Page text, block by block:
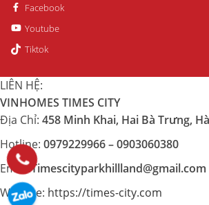
Facebook
Youtube
Tiktok
LIÊN HỆ:
VINHOMES TIMES CITY
Địa Chỉ: 458 Minh Khai, Hai Bà Trưng,
Hotline: 0979229966 – 0903060380
Email:Timescityparkhillland@gmail.com
Website: https://times-city.com